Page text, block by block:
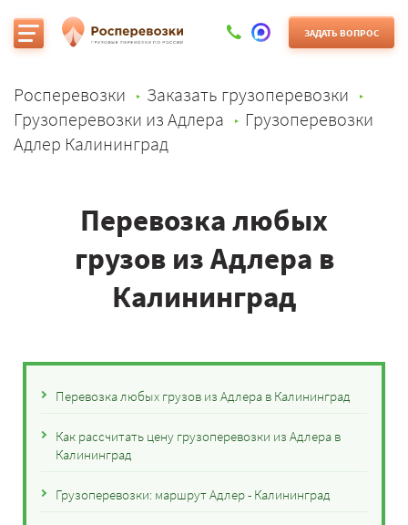
ЗАДАТЬ ВОПРОС
Росперевозки
Заказать грузоперевозки
Грузоперевозки из Адлера
Грузоперевозки
Адлер Калининград
Перевозка любых
грузов из Адлера в
Калининград
Перевозка любых грузов из Адлера в Калининград
Как рассчитать цену грузоперевозки из Адлера в
Калининград
Грузоперевозки: маршрут Адлер - Калининград